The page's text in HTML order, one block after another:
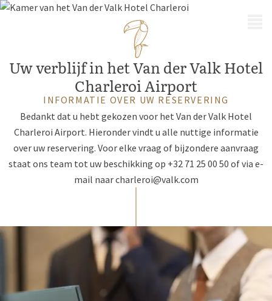
Uw verblijf in het Van der Valk Hotel
Charleroi Airport
INFORMATIE OVER UW RESERVERING
Bedankt dat u hebt gekozen voor het Van der Valk Hotel
Charleroi Airport. Hieronder vindt u alle nuttige informatie
over uw reservering. Voor elke vraag of bijzondere aanvraag
staat ons team tot uw beschikking op +32 71 25 00 50 of via e-
mail naarcharleroi@valk.com